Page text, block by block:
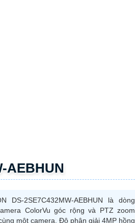
AEBHUN
DS-2SE7C432MW-AEBHUN là dòng
ColorVu góc rộng và PTZ zoom
một camera. Độ phân giải 4MP hồng